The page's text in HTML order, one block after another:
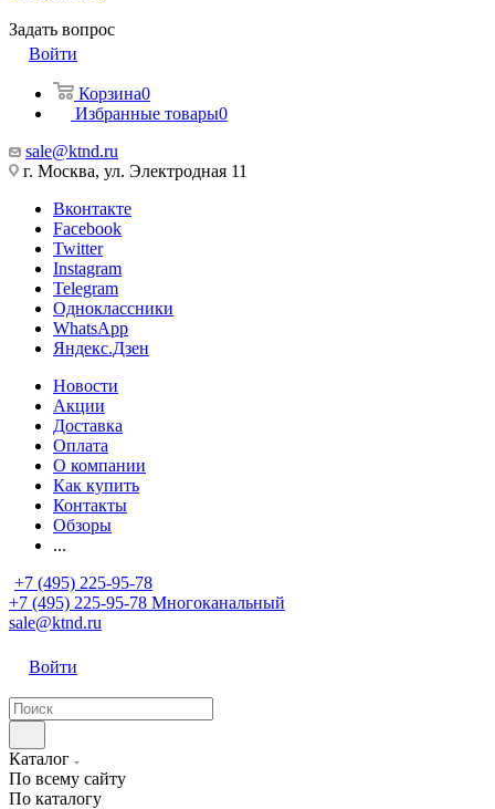
Задать вопрос
Войти
Корзина0
Избранные товары0
sale@ktnd.ru
г. Москва, ул. Электродная 11
Вконтакте
Facebook
Twitter
Instagram
Telegram
Одноклассники
WhatsApp
Яндекс.Дзен
Новости
Акции
Доставка
Оплата
О компании
Как купить
Контакты
Обзоры
...
+7 (495) 225-95-78
+7 (495) 225-95-78 Многоканальный
sale@ktnd.ru
Войти
Каталог
По всему сайту
По каталогу